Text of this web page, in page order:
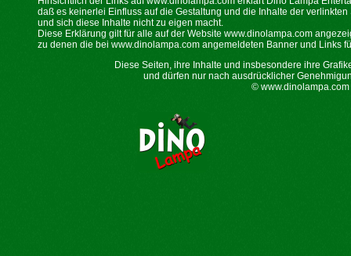
daß es keinerlei Einfluss auf die Gestaltung und die Inhalte der verlinkten
und sich diese Inhalte nicht zu eigen macht.
Diese Erklärung gilt für alle auf der Website www.dinolampa.com
zu denen die bei www.dinolampa.com angemeldeten Banner und Links
Diese Seiten, ihre Inhalte und insbesondere ihre
und dürfen nur nach ausdrücklicher
©